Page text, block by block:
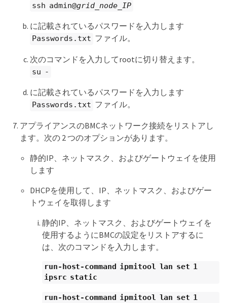
ssh admin@grid_node_IP
に記載されているパスワードを入力します
Passwords.txt ファイル。
次のコマンドを入力してrootに切り替えます。
su -
に記載されているパスワードを入力します
Passwords.txt ファイル。
アプライアンスのBMCネットワーク接続をリストアし
ます。次の 2 つのオプションがあります。
静的IP、ネットマスク、およびゲートウェイを使用
します
DHCPを使用して、IP、ネットマスク、およびゲー
トウェイを取得します
静的IP、ネットマスク、およびゲートウェイを
使用するようにBMCの設定をリストアするに
は、次のコマンドを入力します。
run-host-command ipmitool lan set 1
ipsrc static
run-host-command ipmitool lan set 1